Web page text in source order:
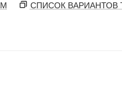
СПИСОК ВАРИАНТОВ